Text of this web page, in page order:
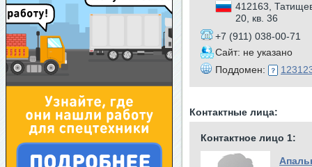
412163,
20, кв. 36
+7 (911) 038-00-71
Сайт: не указано
Поддомен:
Контактные лица:
Контактное лицо 1: